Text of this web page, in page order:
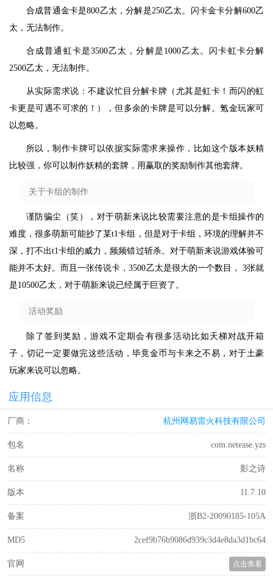
合成普通金卡是800乙太，分解是250乙太。闪卡金卡分解600乙
太，无法制作。
合成普通虹卡是3500乙太，分解是1000乙太。闪卡虹卡分解
2500乙太，无法制作。
从实际需求说：不建议忙目分解卡牌（尤其是虹卡！而闪的虹
卡更是可遇不可求的！），但多余的卡牌是可以分解。氪金玩家可
以忽略。
所以，制作卡牌可以依据实际需求来操作，比如这个版本妖精
比较强，你可以制作妖精的套牌，用赢取的奖励制作其他套牌。
关于卡组的制作
谨防骗尘（笑），对于萌新来说比较需要注意的是卡组操作的
难度，很多萌新可能抄了某t1卡组，但是对于卡组，环境的理解并不
深，打不出t1卡组的威力，频频错过斩杀。对于萌新来说游戏体验可
能并不太好。而且一张传说卡，3500乙太是很大的一个数目， 3张就
是10500乙太，对于萌新来说已经属于巨资了。
活动奖励
除了签到奖励，游戏不定期会有很多活动比如天梯对战开箱
子，切记一定要做完这些活动，毕竟金币与卡来之不易，对于土豪
玩家来说可以忽略。
应用信息
厂商： 杭州网易雷火科技有限公司
包名 com.netease.yzs
名称 影之诗
版本 11.7.10
备案 浙B2-20090185-105A
MD5 2cef9b76b9086d939c3d4e8da3d1bc64
官网 点击查看